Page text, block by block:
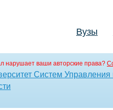
Вузы
нарушает ваши авторские права?
Систем Управления